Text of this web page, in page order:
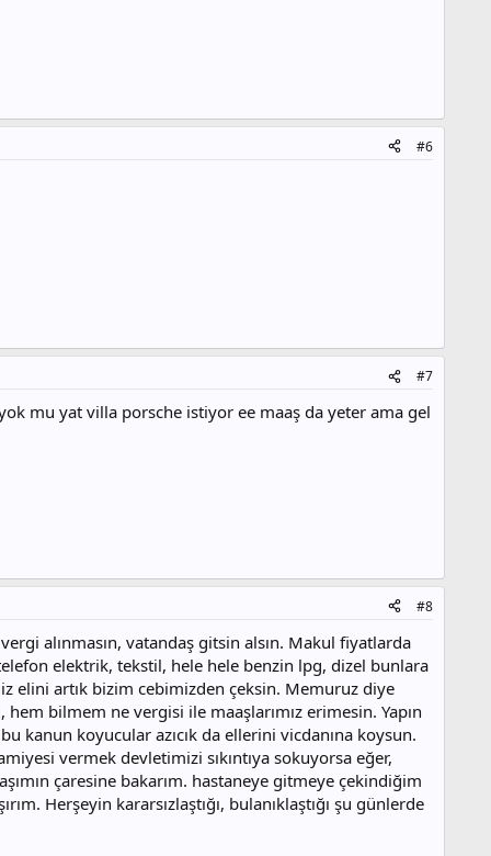
#6
#7
mu yat villa porsche istiyor ee maaş da yeter ama gel
#8
alınmasın, vatandaş gitsin alsın. Makul fiyatlarda
elektrik, tekstil, hele hele benzin lpg, dizel bunlara
elini artık bizim cebimizden çeksin. Memuruz diye
bilmem ne vergisi ile maaşlarımız erimesin. Yapın
kanun koyucular azıcık da ellerini vicdanına koysun.
vermek devletimizi sıkıntıya sokuyorsa eğer,
çaresine bakarım. hastaneye gitmeye çekindiğim
Herşeyin kararsızlaştığı, bulanıklaştığı şu günlerde